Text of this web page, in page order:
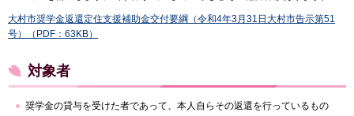
大村市奨学金返還定住支援補助金交付要綱（令和4年3月31日大村市告示第51
号）（PDF：63KB）
対象者
奨学金の貸与を受けた者であって、本人自らその返還を行っているもの